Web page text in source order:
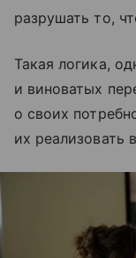
разрушать то,
Такая логика,
и виноватых
о своих
их реализовать